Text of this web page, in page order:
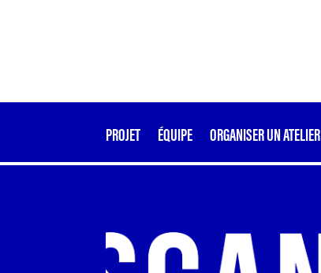
PROJET ÉQUIPE ORGANISER UN ATELIER